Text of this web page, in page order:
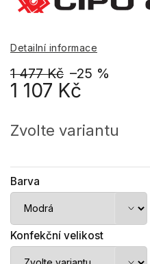
1 477 Kč –25 %
1 107 Kč
cena:
Zvolte variantu
Barva
Konfekční velikost
Detailní informace